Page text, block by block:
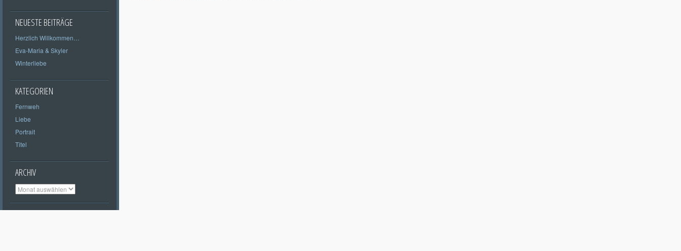
NEUESTE BEITRÄGE
Herzlich Willkommen…
Eva-Maria & Skyler
Winterliebe
KATEGORIEN
Fernweh
Liebe
Portrait
Titel
ARCHIV
Archiv